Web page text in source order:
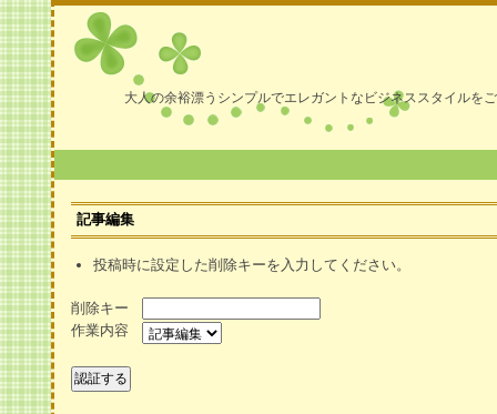
大人の余裕漂うシンプルでエレガントなビジネススタイルを
記事編集
投稿時に設定した削除キーを入力してください。
削除キー
作業内容